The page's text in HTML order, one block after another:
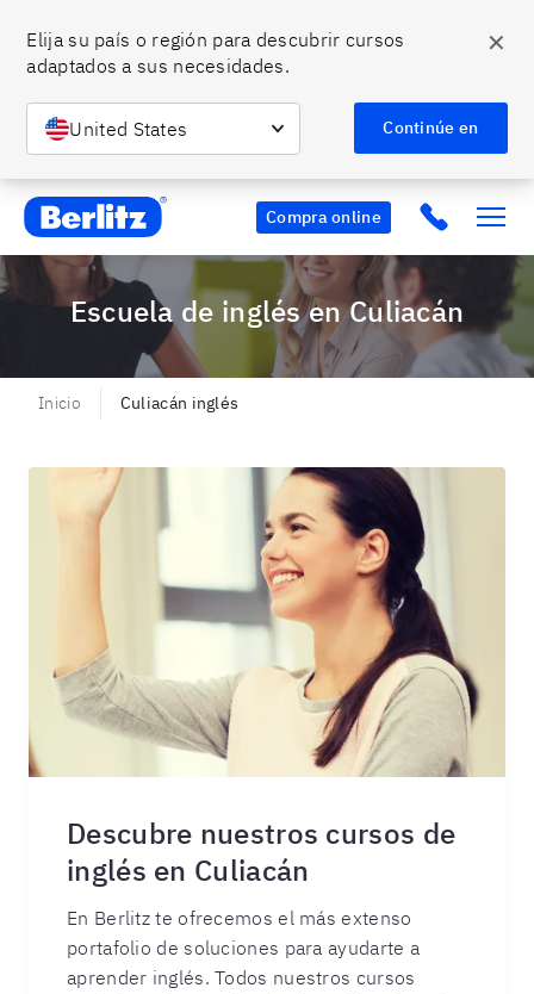
Elija su país o región para descubrir cursos
adaptados a sus necesidades.
United States Continúe en
✕
Berlitz MX Compra online Click to
Escuela de inglés en Culiacán
Inicio Culiacán inglés
Descubre nuestros cursos de
inglés en Culiacán
En Berlitz te ofrecemos el más extenso
portafolio de soluciones para ayudarte a
aprender inglés. Todos nuestros cursos